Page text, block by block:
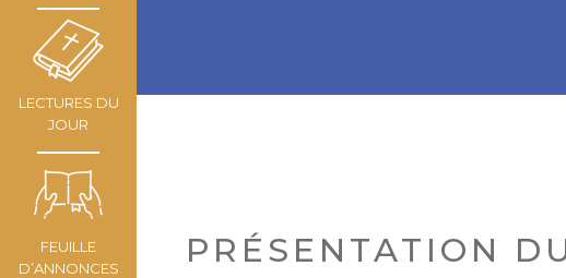
LECTURES DU
JOUR
FEUILLE
D’ANNONCES
PRÉSENTATION